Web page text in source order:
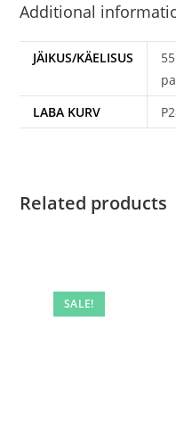
Additional
JÄIKUS/KÄELISUS
LABA KURV
Related products
SALE!